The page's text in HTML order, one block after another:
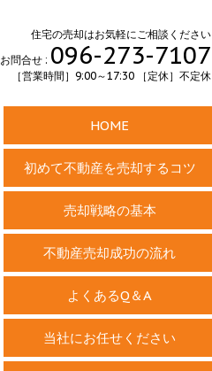
住宅の売却はお気軽にご相談ください
お問合せ : 096-273-7107
［営業時間］9:00～17:30 ［定休］不定休
HOME
初めて不動産を売却するコツ
売却戦略の基本
不動産売却成功の流れ
よくあるQ＆A
当社にお任せください